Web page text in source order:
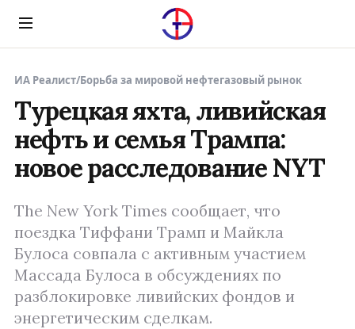
Menu
ИА Реалист/Борьба за мировой нефтегазовый рынок
Турецкая яхта, ливийская
нефть и семья Трампа:
новое расследование NYT
The New York Times сообщает, что
поездка Тиффани Трамп и Майкла
Булоса совпала с активным участием
Массада Булоса в обсуждениях по
разблокировке ливийских фондов и
энергетическим сделкам.